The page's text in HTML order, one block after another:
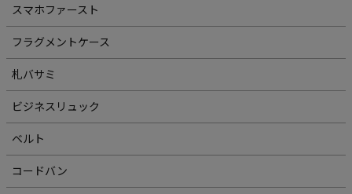
スマホファースト
フラグメントケース
札バサミ
ビジネスリュック
ベルト
コードバン